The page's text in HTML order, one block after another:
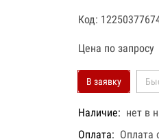
Код:
Цена по запросу
В заявку
Наличие: нет в
Оплата: Оплата